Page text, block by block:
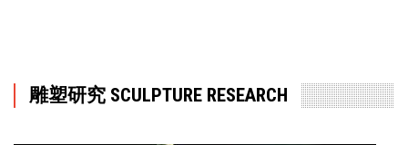
雕塑研究 SCULPTURE RESEARCH